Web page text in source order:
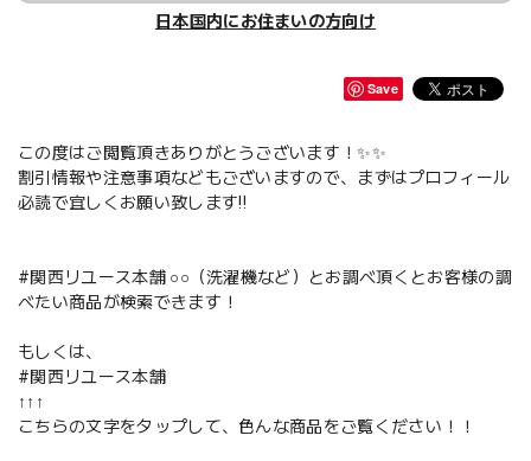
日本国内にお住まいの方向け
Save
この度はご閲覧頂きありがとうございます！✨✨
割引情報や注意事項などもございますので、まずはプロフィール
必読で宜しくお願い致します‼️
#関西リユース本舗 ○○（洗濯機など）とお調べ頂くとお客様の調
べたい商品が検索できます！
もしくは、
#関西リユース本舗
↑↑↑
こちらの文字をタップして、色んな商品をご覧ください！！